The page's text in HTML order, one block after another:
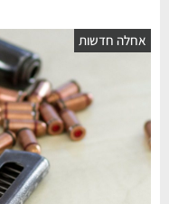
אחלה חדשות